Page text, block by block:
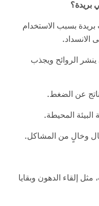
بريدة؟
بسبب الاستخدام
الانسداد.
الروائح ويجذب
عن الضغط.
المحيطة.
وخالٍ من المشاكل.
إلقاء الدهون وبقايا